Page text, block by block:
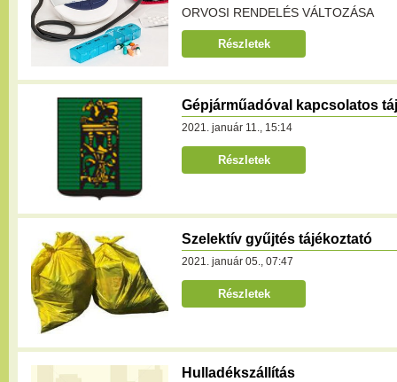
ORVOSI RENDELÉS VÁLTOZÁSA
Részletek
Gépjárműadóval kapcsolatos
2021. január 11., 15:14
Részletek
Szelektív gyűjtés tájékoztató
2021. január 05., 07:47
Részletek
Hulladékszállítás